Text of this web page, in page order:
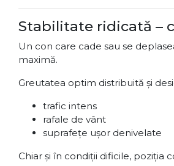
Stabilitate ridicată –
Un con care cade sau se
maximă.
Greutatea optim distribuită și
trafic intens
rafale de vânt
suprafețe ușor denivelate
Chiar și în condiții dificile, poziția